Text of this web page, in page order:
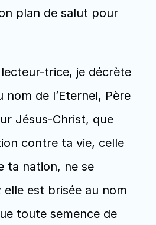
plan de salut pour
trice, je décrète
nom de l’Eternel, Père
Jésus-Christ, que
contre ta vie, celle
ta nation, ne se
elle est brisée au nom
toute semence de